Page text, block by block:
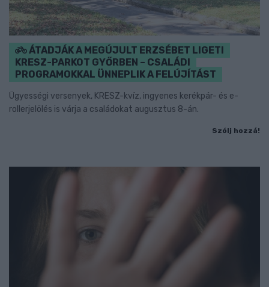
ÁTADJÁK A MEGÚJULT ERZSÉBET LIGETI
KRESZ-PARKOT GYŐRBEN – CSALÁDI
PROGRAMOKKAL ÜNNEPLIK A FELÚJÍTÁST
Ügyességi versenyek, KRESZ-kvíz, ingyenes kerékpár- és e-
rollerjelölés is várja a családokat augusztus 8-án.
Szólj hozzá!